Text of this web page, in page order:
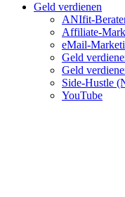
Geld verdienen
ANIfit-
Affiliate-
eMail-
Geld
Geld
Side-Hustle
YouTube